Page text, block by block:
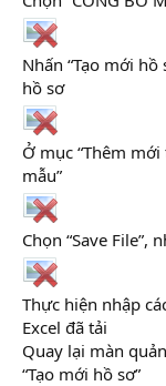
Nhấn “Tạo mới
hồ sơ
Ở mục “Thêm
mẫu”
Chọn “Save File”,
Thực hiện nhập
Excel đã tải
Quay lại màn
“Tạo mới hồ sơ”